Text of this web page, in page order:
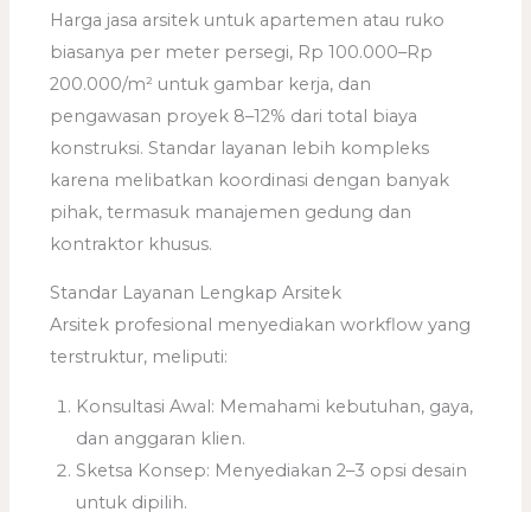
Harga jasa arsitek untuk apartemen atau ruko
biasanya per meter persegi, Rp 100.000–Rp
200.000/m² untuk gambar kerja, dan
pengawasan proyek 8–12% dari total biaya
konstruksi. Standar layanan lebih kompleks
karena melibatkan koordinasi dengan banyak
pihak, termasuk manajemen gedung dan
kontraktor khusus.
Standar Layanan Lengkap Arsitek
Arsitek profesional menyediakan workflow yang
terstruktur, meliputi:
Konsultasi Awal: Memahami kebutuhan, gaya,
dan anggaran klien.
Sketsa Konsep: Menyediakan 2–3 opsi desain
untuk dipilih.